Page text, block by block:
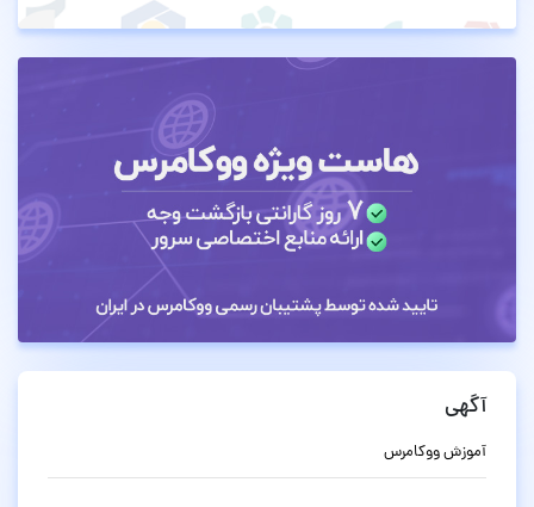
آگهی
آموزش ووکامرس